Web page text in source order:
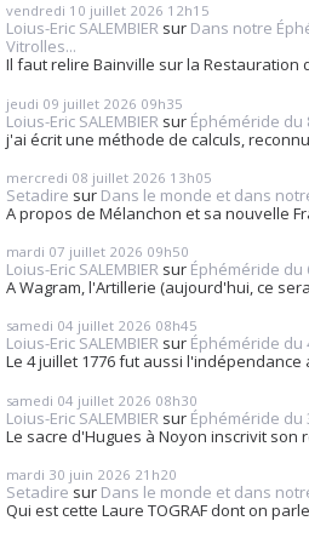
vendredi 10 juillet 2026 12h15
Loius-Eric SALEMBIER sur Dans notre
Vitrolles...
Il faut relire Bainville sur la Restauration
jeudi 09 juillet 2026 09h35
Loius-Eric SALEMBIER sur Éphéméride du
j'ai écrit une méthode de calculs,
mercredi 08 juillet 2026 13h05
Setadire sur Dans le monde et dans
A propos de Mélanchon et sa nouvelle
mardi 07 juillet 2026 09h50
Loius-Eric SALEMBIER sur Éphéméride du
A Wagram, l'Artillerie (aujourd'hui, ce
samedi 04 juillet 2026 08h45
Loius-Eric SALEMBIER sur Éphéméride du
Le 4 juillet 1776 fut aussi l'indépendance
samedi 04 juillet 2026 08h30
Loius-Eric SALEMBIER sur Éphéméride du
Le sacre d'Hugues à Noyon inscrivit son
mardi 30 juin 2026 21h20
Setadire sur Dans le monde et dans
Qui est cette Laure TOGRAF dont on